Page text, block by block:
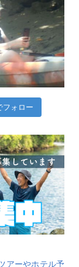
フォロー
アーやホテル予